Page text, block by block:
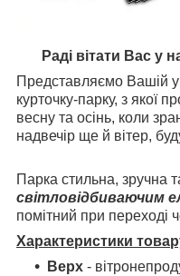
Раді вітати Вас у
Представляємо Вашій
курточку-парку, з якої
весну та осінь, коли
надвечір ще й вітер,
Парка стильна, зручна
світловідбиваючим
помітний при переході
Характеристики
Верх -